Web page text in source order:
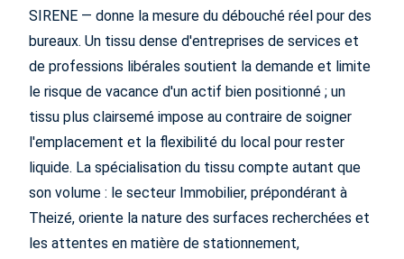
SIRENE — donne la mesure du débouché réel pour des
bureaux. Un tissu dense d'entreprises de services et
de professions libérales soutient la demande et limite
le risque de vacance d'un actif bien positionné ; un
tissu plus clairsemé impose au contraire de soigner
l'emplacement et la flexibilité du local pour rester
liquide. La spécialisation du tissu compte autant que
son volume : le secteur Immobilier, prépondérant à
Theizé, oriente la nature des surfaces recherchées et
les attentes en matière de stationnement,